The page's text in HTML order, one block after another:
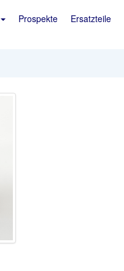
Prospekte Ersatzteile